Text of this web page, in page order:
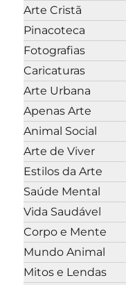
Arte Cristã
Pinacoteca
Fotografias
Caricaturas
Arte Urbana
Apenas Arte
Animal Social
Arte de Viver
Estilos da Arte
Saúde Mental
Vida Saudável
Corpo e Mente
Mundo Animal
Mitos e Lendas